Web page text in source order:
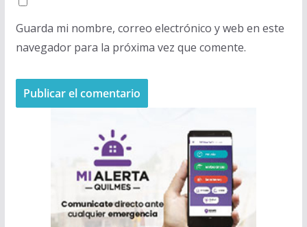
Guarda mi nombre, correo electrónico y web en este
navegador para la próxima vez que comente.